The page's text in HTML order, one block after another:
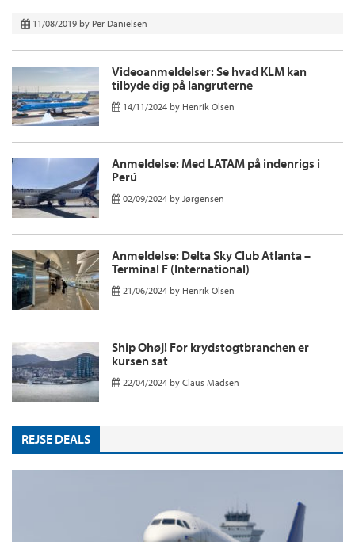
11/08/2019 by Per Danielsen
Videoanmeldelser: Se hvad KLM kan
tilbyde dig på langruterne
14/11/2024 by Henrik Olsen
Anmeldelse: Med LATAM på indenrigs i
Perú
02/09/2024 by Jørgensen
Anmeldelse: Delta Sky Club Atlanta –
Terminal F (International)
21/06/2024 by Henrik Olsen
Ship Ohøj! For krydstogtbranchen er
kursen sat
22/04/2024 by Claus Madsen
REJSE DEALS